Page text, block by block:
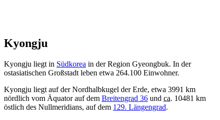
Kyongju
Kyongju liegt in Südkorea in der Region Gyeongbuk. In der
ostasiatischen Großstadt leben etwa 264.100 Einwohner.
Kyongju liegt auf der Nordhalbkugel der Erde, etwa 3991 km
nördlich vom Äquator auf dem Breitengrad 36 und ca. 10481 km
östlich des Nullmeridians, auf dem 129. Längengrad.